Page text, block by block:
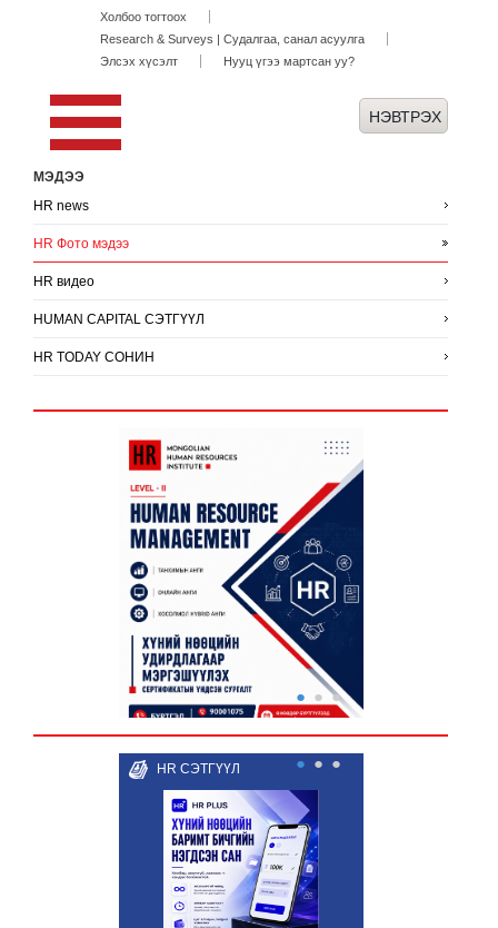
Холбоо тогтоох
Research & Surveys | Судалгаа, санал асуулга
Элсэх хүсэлт
Нууц үгээ мартсан уу?
МЭДЭЭ
HR news
HR Фото мэдээ
HR видео
HUMAN CAPITAL СЭТГҮҮЛ
HR TODAY СОНИН
● ● ●
HR СЭТГҮҮЛ ● ● ●